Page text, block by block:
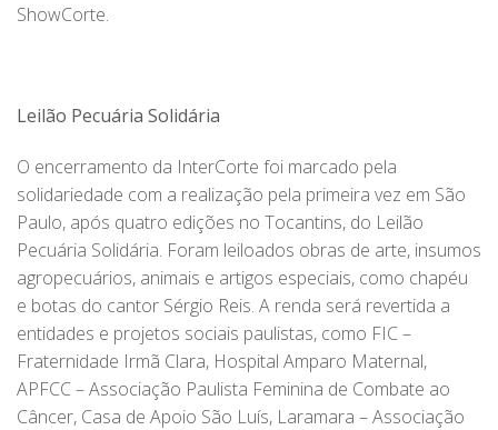
ShowCorte.
Leilão Pecuária Solidária
O encerramento da InterCorte foi marcado pela
solidariedade com a realização pela primeira vez em São
Paulo, após quatro edições no Tocantins, do Leilão
Pecuária Solidária. Foram leiloados obras de arte, insumos
agropecuários, animais e artigos especiais, como chapéu
e botas do cantor Sérgio Reis. A renda será revertida a
entidades e projetos sociais paulistas, como FIC –
Fraternidade Irmã Clara, Hospital Amparo Maternal,
APFCC – Associação Paulista Feminina de Combate ao
Câncer, Casa de Apoio São Luís, Laramara – Associação